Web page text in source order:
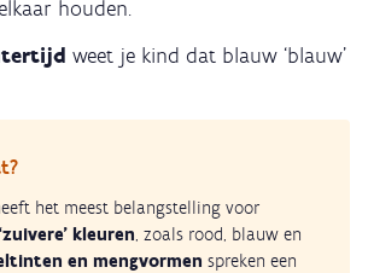
houden.
weet je kind dat blauw ‘blauw’
het meest belangstelling voor
kleuren, zoals rood, blauw en
en mengvormen spreken een